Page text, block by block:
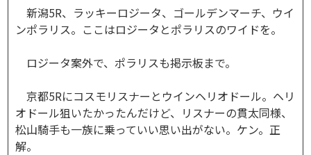
新潟5R、ラッキーロジータ、ゴールデンマーチ、ウイ
ンポラリス。ここはロジータとポラリスのワイドを。
ロジータ案外で、ポラリスも掲示板まで。
京都5Rにコスモリスナーとウインヘリオドール。ヘリ
オドール狙いたかったんだけど、リスナーの貫太同様、
松山騎手も一族に乗っていい思い出がない。ケン。正
解。